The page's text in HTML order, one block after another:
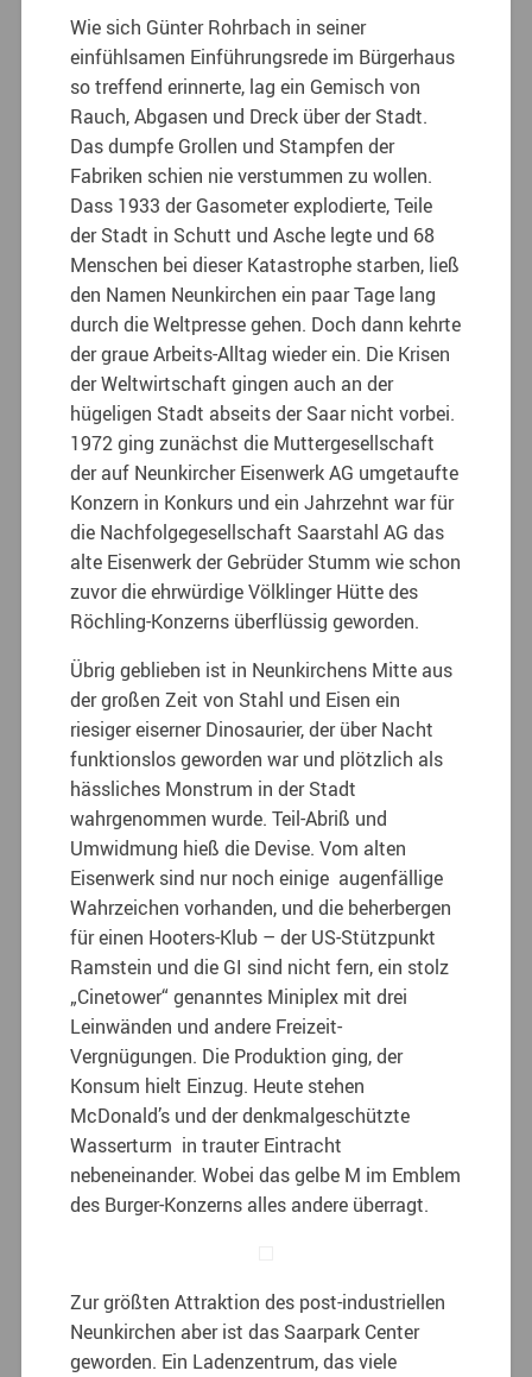
Wie sich Günter Rohrbach in seiner
einfühlsamen Einführungsrede im Bürgerhaus
so treffend erinnerte, lag ein Gemisch von
Rauch, Abgasen und Dreck über der Stadt.
Das dumpfe Grollen und Stampfen der
Fabriken schien nie verstummen zu wollen.
Dass 1933 der Gasometer explodierte, Teile
der Stadt in Schutt und Asche legte und 68
Menschen bei dieser Katastrophe starben, ließ
den Namen Neunkirchen ein paar Tage lang
durch die Weltpresse gehen. Doch dann kehrte
der graue Arbeits-Alltag wieder ein. Die Krisen
der Weltwirtschaft gingen auch an der
hügeligen Stadt abseits der Saar nicht vorbei.
1972 ging zunächst die Muttergesellschaft
der auf Neunkircher Eisenwerk AG umgetaufte
Konzern in Konkurs und ein Jahrzehnt war für
die Nachfolgegesellschaft Saarstahl AG das
alte Eisenwerk der Gebrüder Stumm wie schon
zuvor die ehrwürdige Völklinger Hütte des
Röchling-Konzerns überflüssig geworden.
Übrig geblieben ist in Neunkirchens Mitte aus
der großen Zeit von Stahl und Eisen ein
riesiger eiserner Dinosaurier, der über Nacht
funktionslos geworden war und plötzlich als
hässliches Monstrum in der Stadt
wahrgenommen wurde. Teil-Abriß und
Umwidmung hieß die Devise. Vom alten
Eisenwerk sind nur noch einige augenfällige
Wahrzeichen vorhanden, und die beherbergen
für einen Hooters-Klub – der US-Stützpunkt
Ramstein und die GI sind nicht fern, ein stolz
„Cinetower“ genanntes Miniplex mit drei
Leinwänden und andere Freizeit-
Vergnügungen. Die Produktion ging, der
Konsum hielt Einzug. Heute stehen
McDonald’s und der denkmalgeschützte
Wasserturm in trauter Eintracht
nebeneinander. Wobei das gelbe M im Emblem
des Burger-Konzerns alles andere überragt.
Zur größten Attraktion des post-industriellen
Neunkirchen aber ist das Saarpark Center
geworden. Ein Ladenzentrum, das viele